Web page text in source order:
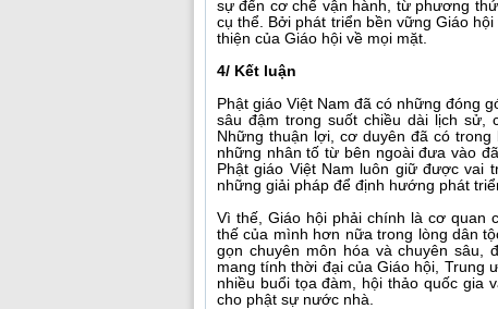
sự đến cơ chế vận hành, từ phương
cụ thể. Bởi phát triển bền vững Giáo
thiện của Giáo hội về mọi mặt.
4/ Kết luận
Phật giáo Việt Nam đã có những đóng
sâu đậm trong suốt chiều dài lịch sử,
Những thuận lợi, cơ duyên đã có
những nhân tố từ bên ngoài đưa vào
Phật giáo Việt Nam luôn giữ được vai
những giải pháp để định hướng phát
Vì thế, Giáo hội phải chính là cơ quan
thế của mình hơn nữa trong lòng dân
gọn chuyên môn hóa và chuyên
mang tính thời đại của Giáo hội, Trung
nhiều buổi tọa đàm, hội thảo quốc gia
cho phật sự nước nhà.